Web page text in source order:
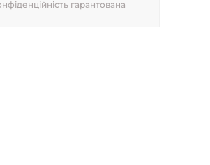
гарантована